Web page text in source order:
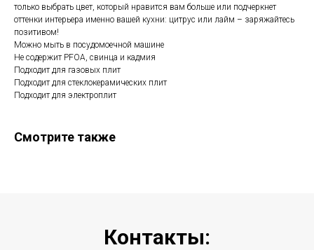
только выбрать цвет, который нравится вам больше или подчеркнет
оттенки интерьера именно вашей кухни: цитрус или лайм – заряжайтесь
позитивом!
Можно мыть в посудомоечной машине
Не содержит PFOA, свинца и кадмия
Подходит для газовых плит
Подходит для стеклокерамических плит
Подходит для электроплит
Смотрите также
Контакты: